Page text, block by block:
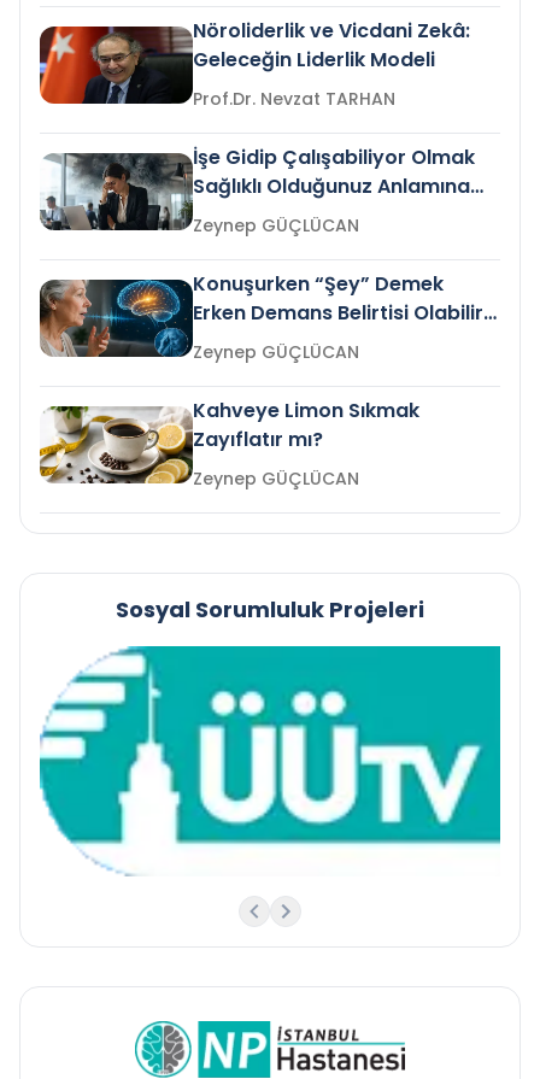
Nöroliderlik ve Vicdani Zekâ:
Geleceğin Liderlik Modeli
Prof.Dr. Nevzat TARHAN
İşe Gidip Çalışabiliyor Olmak
Sağlıklı Olduğunuz Anlamına
Gelir mi?Zeynep GÜÇLÜCAN
Konuşurken “Şey” Demek
Erken Demans Belirtisi Olabilir
mi?
Zeynep GÜÇLÜCAN
Kahveye Limon Sıkmak
Zayıflatır mı?
Zeynep GÜÇLÜCAN
Sosyal Sorumluluk Projeleri